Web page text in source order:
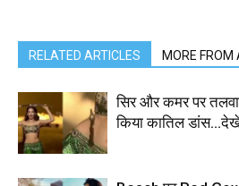
RELATED ARTICLES MORE FROM
सिर और कमर पर
किया कातिल डांस…देखें